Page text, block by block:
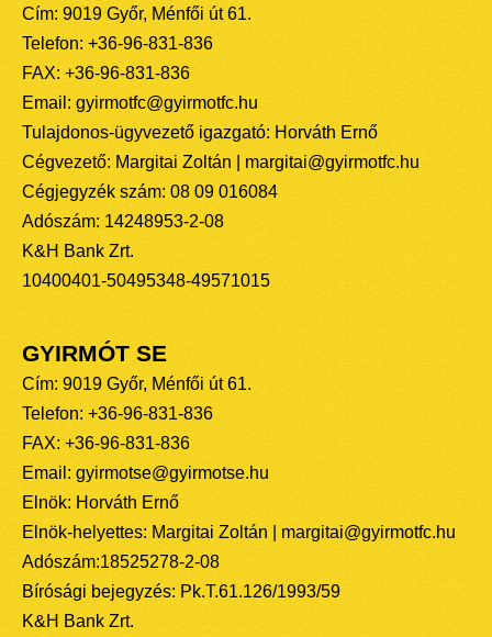
Cím: 9019 Győr, Ménfői út 61.
Telefon: +36-96-831-836
FAX: +36-96-831-836
Email: gyirmotfc@gyirmotfc.hu
Tulajdonos-ügyvezető igazgató: Horváth Ernő
Cégvezető: Margitai Zoltán | margitai@gyirmotfc.hu
Cégjegyzék szám: 08 09 016084
Adószám: 14248953-2-08
K&H Bank Zrt.
10400401-50495348-49571015
GYIRMÓT SE
Cím: 9019 Győr, Ménfői út 61.
Telefon: +36-96-831-836
FAX: +36-96-831-836
Email: gyirmotse@gyirmotse.hu
Elnök: Horváth Ernő
Elnök-helyettes: Margitai Zoltán | margitai@gyirmotfc.hu
Adószám:18525278-2-08
Bírósági bejegyzés: Pk.T.61.126/1993/59
K&H Bank Zrt.